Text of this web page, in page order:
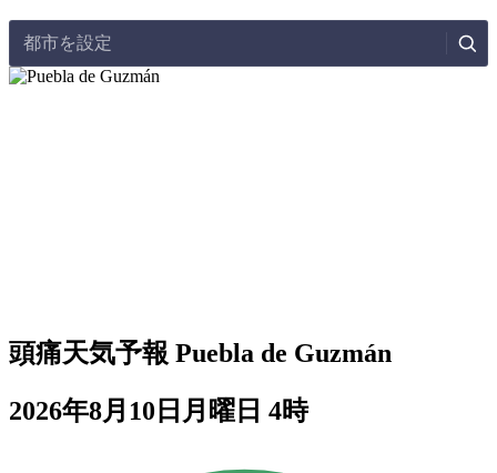
都市を設定
頭痛天気予報 Puebla de Guzmán
2026年8月10日月曜日 4時